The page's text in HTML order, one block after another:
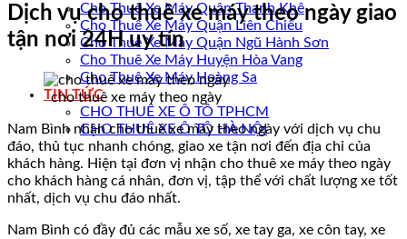
Cho Thuê Xe Máy Quận Thanh Khê
Cho Thuê Xe Máy Quận Liên Chiểu
Cho Thuê Xe Máy Quận Ngũ Hành Sơn
Cho Thuê Xe Máy Huyện Hòa Vang
Cho Thuê Xe Máy Hoàng Sa
TIN TỨC
CHO THUÊ XE Ô TÔ TPHCM
CHO THUÊ XE Ô TÔ HÀ NỘI
Dịch vụ cho thuê xe máy theo ngày giao
tận nơi 24H uy tín
cho thuê xe máy theo ngày
Nam Bình nhận cho thuê xe máy theo ngày với dịch vụ chu
đáo, thủ tục nhanh chóng, giao xe tận nơi đến địa chỉ của
khách hàng. Hiện tại đơn vị nhận cho thuê xe máy theo ngày
cho khách hàng cá nhân, đơn vị, tập thể với chất lượng xe tốt
nhất, dịch vụ chu đáo nhất.
Nam Bình có đầy đủ các mẫu xe số, xe tay ga, xe côn tay, xe